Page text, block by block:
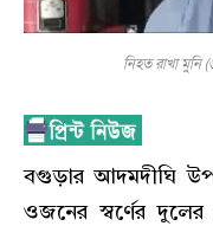
নিহত রাখা মুনি
বগুড়ার আদমদীঘি
ওজনের স্বর্ণের